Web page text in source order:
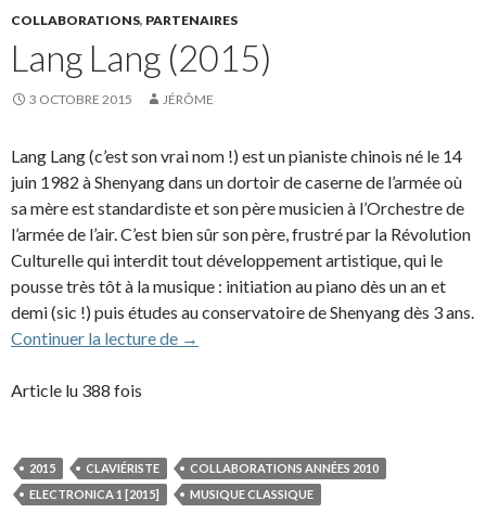
COLLABORATIONS, PARTENAIRES
Lang Lang (2015)
3 OCTOBRE 2015 JÉRÔME
Lang Lang (c’est son vrai nom !) est un pianiste chinois né le 14
juin 1982 à Shenyang dans un dortoir de caserne de l’armée où
sa mère est standardiste et son père musicien à l’Orchestre de
l’armée de l’air. C’est bien sûr son père, frustré par la Révolution
Culturelle qui interdit tout développement artistique, qui le
pousse très tôt à la musique : initiation au piano dès un an et
demi (sic !) puis études au conservatoire de Shenyang dès 3 ans.
Continuer la lecture de
Lang Lang (2015)
→
Article lu 388 fois
2015 CLAVIÉRISTE
COLLABORATIONS ANNÉES 2010
ELECTRONICA 1 [2015]
MUSIQUE CLASSIQUE